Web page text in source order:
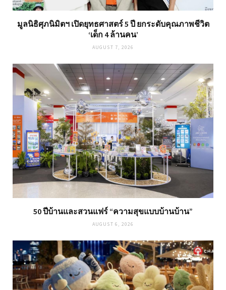
มูลนิธิศุภนิมิตฯ เปิดยุทธศาสตร์ 5 ปี ยกระดับคุณภาพชีวิต
‘เด็ก 4 ล้านคน’
AUGUST 7, 2026
50 ปีบ้านและสวนแฟร์ “ความสุขแบบบ้านบ้าน”
AUGUST 6, 2026